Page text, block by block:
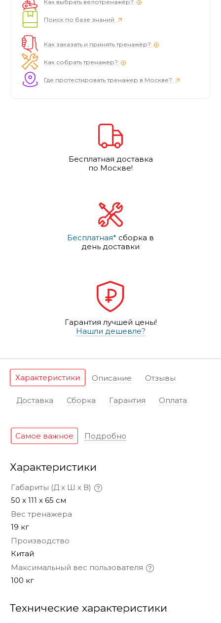
Как выбрать велотренажёр?
Поиск по базе знаний
Как заказать и принять тренажёр?
Как собрать тренажер?
Где протестировать тренажер в Москве?
Бесплатная доставка
по Москве!
Бесплатная* сборка в
день доставки
Гарантия лучшей цены!
Нашли дешевле?
Характеристики Описание Отзывы
Доставка Сборка Гарантия Оплата
Самое важное Подробно
Характеристики
Габариты (Д х Ш х В)
50 x 111 x 65 см
Вес тренажера
19 кг
Производство
Китай
Максимальный вес пользователя
100 кг
Технические характеристики